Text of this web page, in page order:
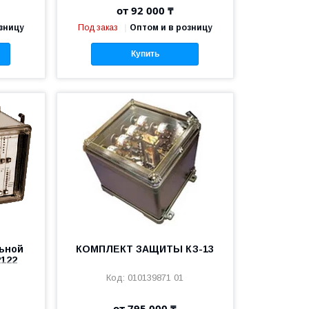
от 92 000 ₸
Под заказ Оптом и в розницу
Купить
1А,
КОМПЛЕКТ ЗАЩИТЫ КЗ-13
010139871 01